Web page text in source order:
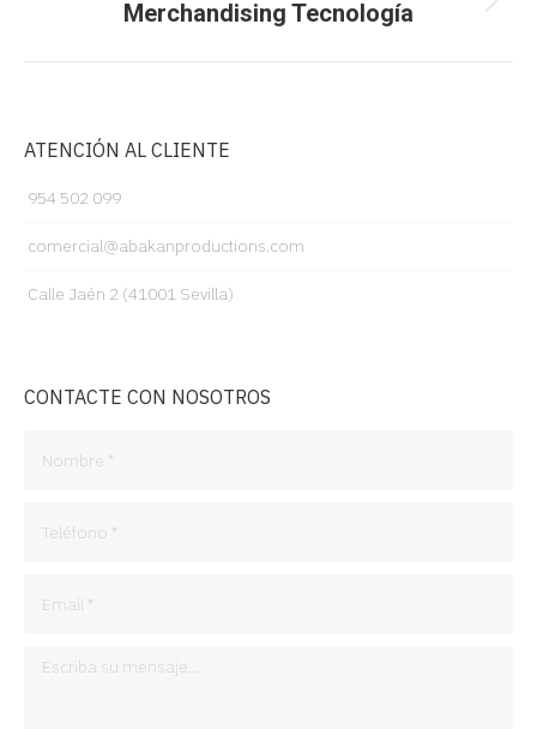
Proyecto
Merchandising Tecnología
ATENCIÓN AL CLIENTE
954 502 099
comercial@abakanproductions.com
Calle Jaén 2 (41001 Sevilla)
CONTACTE CON NOSOTROS